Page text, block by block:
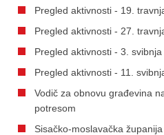
Pregled aktivnosti - 19.
Pregled aktivnosti - 27.
Pregled aktivnosti - 3. svibnja
Pregled aktivnosti - 11.
Vodič za obnovu građevina
potresom
Sisačko-moslavačka